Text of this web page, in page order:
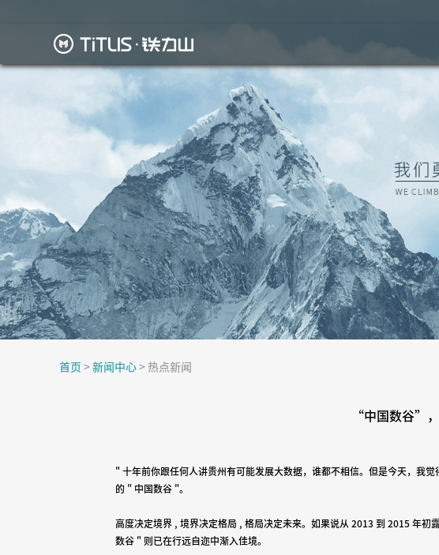
首页 > 新闻中心> 热点新闻
“中国数谷”
" 十年前你跟任何人讲贵州有可能发展大数据，谁都不相信。但是今天，我
的 " 中国数谷 "。
高度决定境界 , 境界决定格局 , 格局决定未来。如果说从 2013 到 2015 年
数谷 " 则已在行远自迩中渐入佳境。